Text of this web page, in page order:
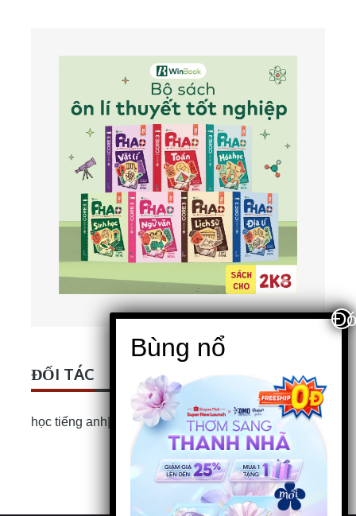
ĐỐI TÁC
học tiếng anh Bài luận Tiếng Anh